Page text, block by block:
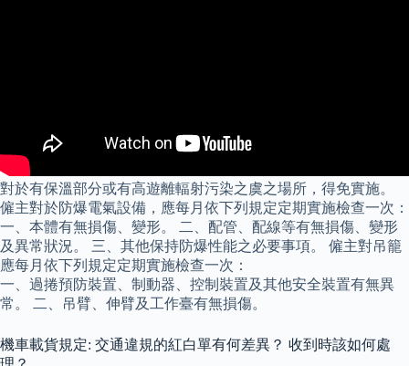
對於有保溫部分或有高遊離輻射污染之虞之場所，得免實施。
僱主對於防爆電氣設備，應每月依下列規定定期實施檢查一次：
一、本體有無損傷、變形。 二、配管、配線等有無損傷、變形
及異常狀況。 三、其他保持防爆性能之必要事項。 僱主對吊籠
應每月依下列規定定期實施檢查一次：
一、過捲預防裝置、制動器、控制裝置及其他安全裝置有無異
常。 二、吊臂、伸臂及工作臺有無損傷。
機車載貨規定: 交通違規的紅白單有何差異？ 收到時該如何處